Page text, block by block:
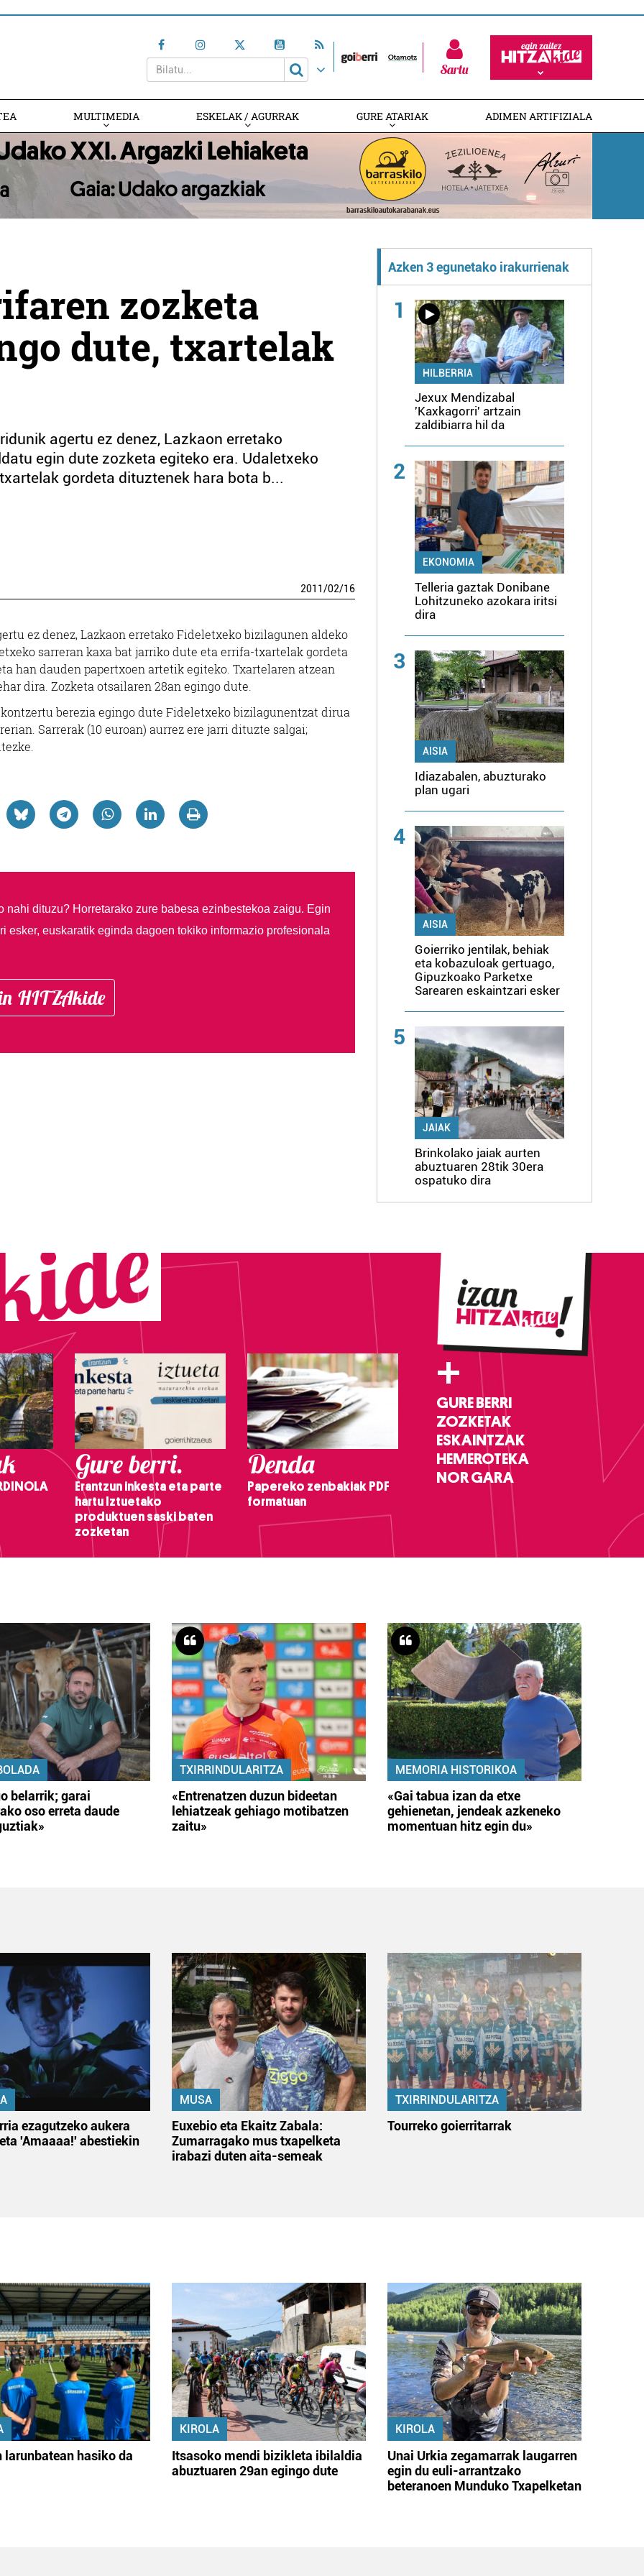
Sartu
MULTIMEDIA ESKELAK / AGURRAK GURE ATARIAK ADIMEN ARTIFIZIALA
zozketa
dute, txartelak
agertu ez denez, Lazkaon erretako
egin dute zozketa egiteko era. Udaletxeko
gordeta dituztenek hara bota b...
2011/02/16
ez denez, Lazkaon erretako Fideletxeko bizilagunen aldeko
sarreran kaxa bat jarriko dute eta errifa-txartelak gordeta
han dauden papertxoen artetik egiteko. Txartelaren atzean
dira. Zozketa otsailaren 28an egingo dute.
berezia egingo dute Fideletxeko bizilagunentzat dirua
Sarrerak (10 euroan) aurrez ere jarri dituzte salgai;
nahi dituzu? Horretarako zure babesa ezinbestekoa zaigu. Egin
esker, euskaratik eginda dagoen tokiko informazio profesionala
HITZAkide
Azken 3 egunetako irakurrienak
1
HILBERRIA
Jexux Mendizabal
'Kaxkagorri' artzain
zaldibiarra hil da
2
EKONOMIA
Telleria gaztak Donibane
Lohitzuneko azokara iritsi
dira
3
AISIA
Idiazabalen, abuzturako
plan ugari
4
AISIA
Goierriko jentilak, behiak
eta kobazuloak gertuago,
Gipuzkoako Parketxe
Sarearen eskaintzari esker
5
JAIAK
Brinkolako jaiak aurten
abuztuaren 28tik 30era
ospatuko dira
Gure berri.
Erantzun inkesta eta parte
hartu Iztuetako
produktuen saski baten
zozketan
Denda
Papereko zenbakiak PDF
formatuan
+
GURE BERRI
ZOZKETAK
ESKAINTZAK
HEMEROTEKA
NOR GARA
belarrik; garai
oso erreta daude
TXIRRINDULARITZA
«Entrenatzen duzun bideetan
lehiatzeak gehiago motibatzen
zaitu»
MEMORIA HISTORIKOA
«Gai tabua izan da etxe
gehienetan, jendeak azkeneko
momentuan hitz egin du»
ezagutzeko aukera
'Amaaaa!' abestiekin
MUSA
Euxebio eta Ekaitz Zabala:
Zumarragako mus txapelketa
irabazi duten aita-semeak
TXIRRINDULARITZA
Tourreko goierritarrak
larunbatean hasiko da
KIROLA
Itsasoko mendi bizikleta ibilaldia
abuztuaren 29an egingo dute
KIROLA
Unai Urkia zegamarrak laugarren
egin du euli-arrantzako
beteranoen Munduko Txapelketan